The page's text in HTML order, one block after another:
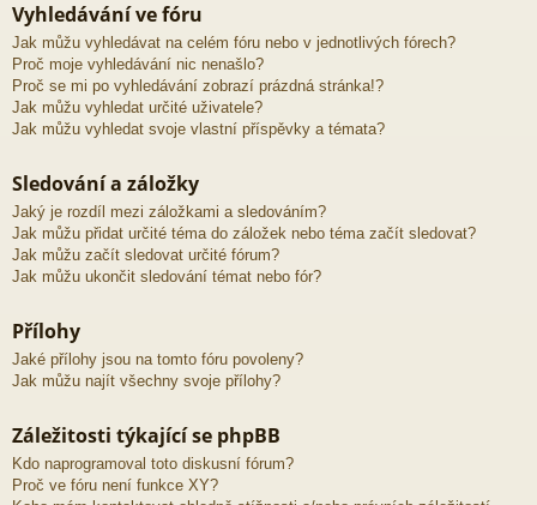
Vyhledávání ve fóru
Jak můžu vyhledávat na celém fóru nebo v jednotlivých fórech?
Proč moje vyhledávání nic nenašlo?
Proč se mi po vyhledávání zobrazí prázdná stránka!?
Jak můžu vyhledat určité uživatele?
Jak můžu vyhledat svoje vlastní příspěvky a témata?
Sledování a záložky
Jaký je rozdíl mezi záložkami a sledováním?
Jak můžu přidat určité téma do záložek nebo téma začít sledovat?
Jak můžu začít sledovat určité fórum?
Jak můžu ukončit sledování témat nebo fór?
Přílohy
Jaké přílohy jsou na tomto fóru povoleny?
Jak můžu najít všechny svoje přílohy?
Záležitosti týkající se phpBB
Kdo naprogramoval toto diskusní fórum?
Proč ve fóru není funkce XY?